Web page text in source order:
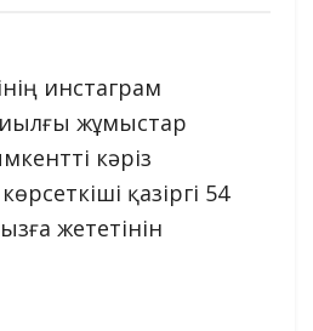
инстаграм
жұмыстар
кәріз
қазіргі 54
жететінін